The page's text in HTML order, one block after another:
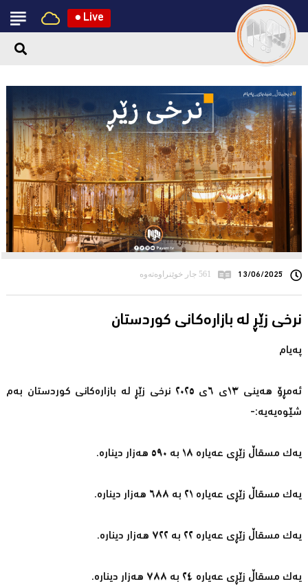
● Live
13/06/2025 561 جار خوێنراوەتەوە
نرخی زێڕ لە بازارەکانی کوردستان
پەیام
ئەمڕۆ هەینى ١٣ى ٦ى ٢٠٢٥ نرخی زێڕ لە بازارەکانی کوردستان بەم
شێوەیەیە:-
یەک مسقاڵ زێڕی عەیارە ١٨ بە ٥٩٠ هەزار دینارە.
یەک مسقاڵ زێڕی عەیارە ٢١ بە ٦٨٨ هەزار دینارە.
یەک مسقاڵ زێڕی عەیارە ٢٢ بە ٧٢٢ هەزار دینارە.
یەک مسقاڵ زێڕی عەیارە ٢٤ بە ٧٨٨ هەزار دینارە.